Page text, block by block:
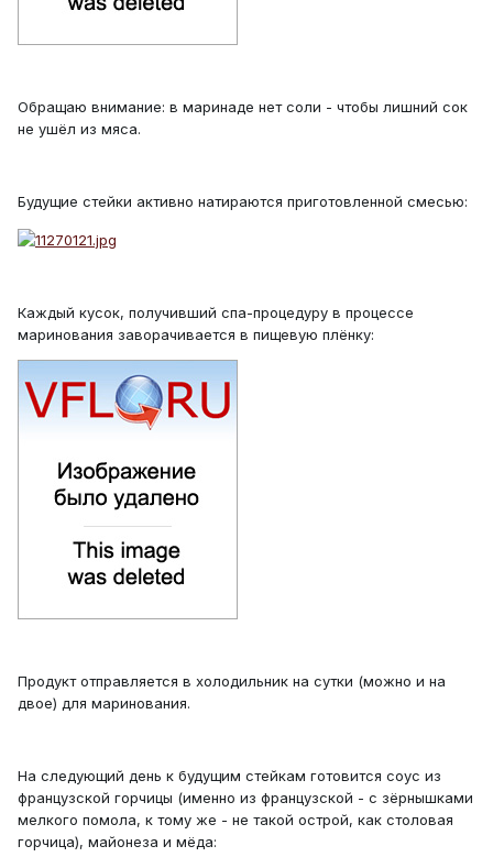
Обращаю внимание: в маринаде нет соли - чтобы лишний сок
не ушёл из мяса.
Будущие стейки активно натираются приготовленной смесью:
Каждый кусок, получивший спа-процедуру в процессе
маринования заворачивается в пищевую плёнку:
Продукт отправляется в холодильник на сутки (можно и на
двое) для маринования.
На следующий день к будущим стейкам готовится соус из
французской горчицы (именно из французской - с зёрнышками
мелкого помола, к тому же - не такой острой, как столовая
горчица), майонеза и мёда: